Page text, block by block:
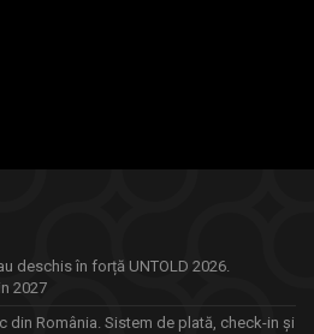
deschis în forță UNTOLD 2026.
2027
din România. Sistem de plată, check-in și